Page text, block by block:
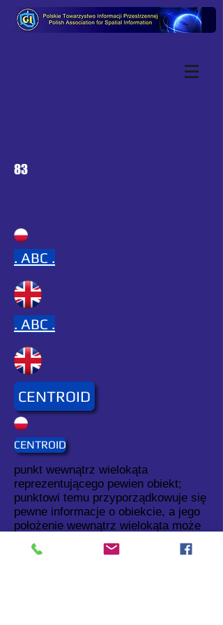
83
. ABC .
. ABC .
CENTROID
CENTROID
punkt wewnątrz wielokąta
reprezentującego pewien obiekt;
punktowi temu przyporządkowuje się
pewne informacje o obiekcie, a jego
położenie wewnątrz wielokąta może
być określone, np. jako środek
ciężkości, lub wybrane przez